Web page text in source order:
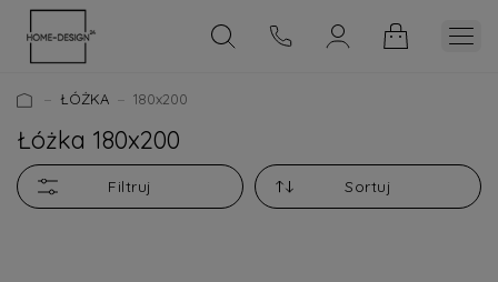
ŁÓŻKA 180x200
Łóżka 180x200
Filtruj Sortuj